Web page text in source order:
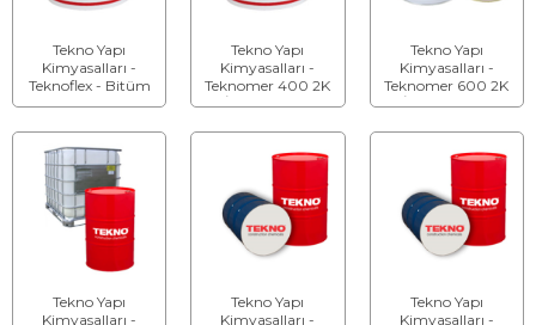
Tekno Yapı
Kimyasalları -
Teknoflex - Bitüm
Kauçuk Esaslı Su
Tekno Yapı
Kimyasalları -
Teknomer 400 2K
(İki Bileşenli) -
Tekno Yapı
Kimyasalları -
Teknomer 600 2K
(İki Bileşenli) -
Malzemesi
Tekno Yapı
Kimyasalları -
Tekno Yapı
Kimyasalları -
Tekno Yapı
Kimyasalları -